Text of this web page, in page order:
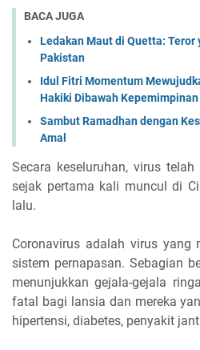
BACA JUGA
Ledakan Maut di Quetta:
Pakistan
Idul Fitri Momentum
Hakiki Dibawah
Sambut Ramadhan dengan
Amal
Secara keseluruhan, virus
sejak pertama kali muncul di
lalu.
Coronavirus adalah virus yang
sistem pernapasan. Sebagian
menunjukkan gejala-gejala
fatal bagi lansia dan mereka
hipertensi, diabetes, penyakit